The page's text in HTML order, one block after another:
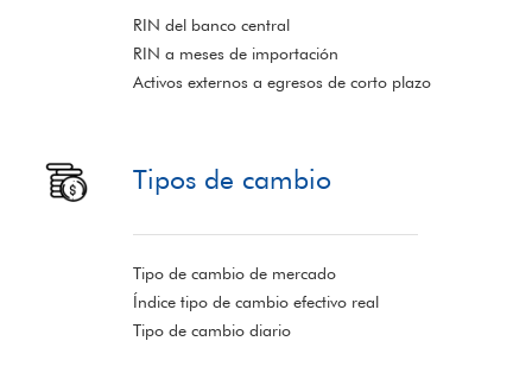
RIN del banco central
RIN a meses de importación
Activos externos a egresos de corto plazo
Tipos de cambio
Tipo de cambio de mercado
Índice tipo de cambio efectivo real
Tipo de cambio diario